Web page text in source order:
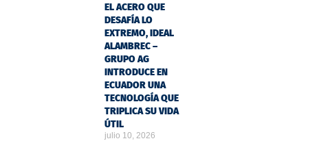
EL ACERO QUE
DESAFÍA LO
EXTREMO, IDEAL
ALAMBREC –
GRUPO AG
INTRODUCE EN
ECUADOR UNA
TECNOLOGÍA QUE
TRIPLICA SU VIDA
ÚTIL
julio 10, 2026